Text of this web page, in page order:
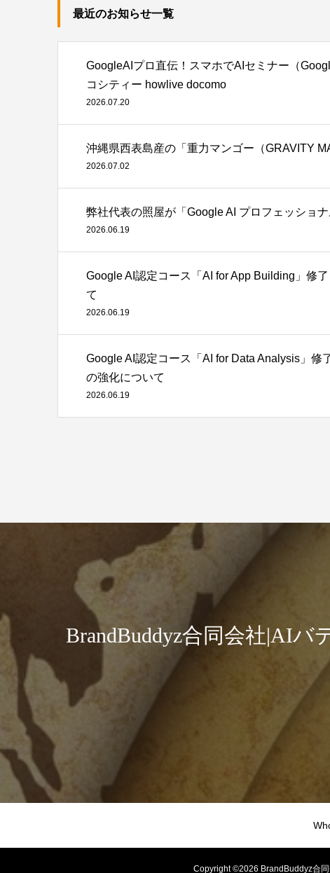
最近のお知らせ一覧
GoogleAIプロ直伝！スマホでAIセミナー（
コシティー howlive docomo
2026.07.20
沖縄県西表島産の「重力マンゴー（GRAVITY
2026.07.02
弊社代表の照屋が「Google AI プロフェッショ
2026.06.19
Google AI認定コース「AI for App Building」修
て
2026.06.19
Google AI認定コース「AI for Data Analysis」修
の強化について
2026.06.19
BrandBuddyz合同会社|AIバ
Copyright ©2026 BrandBuddyz合